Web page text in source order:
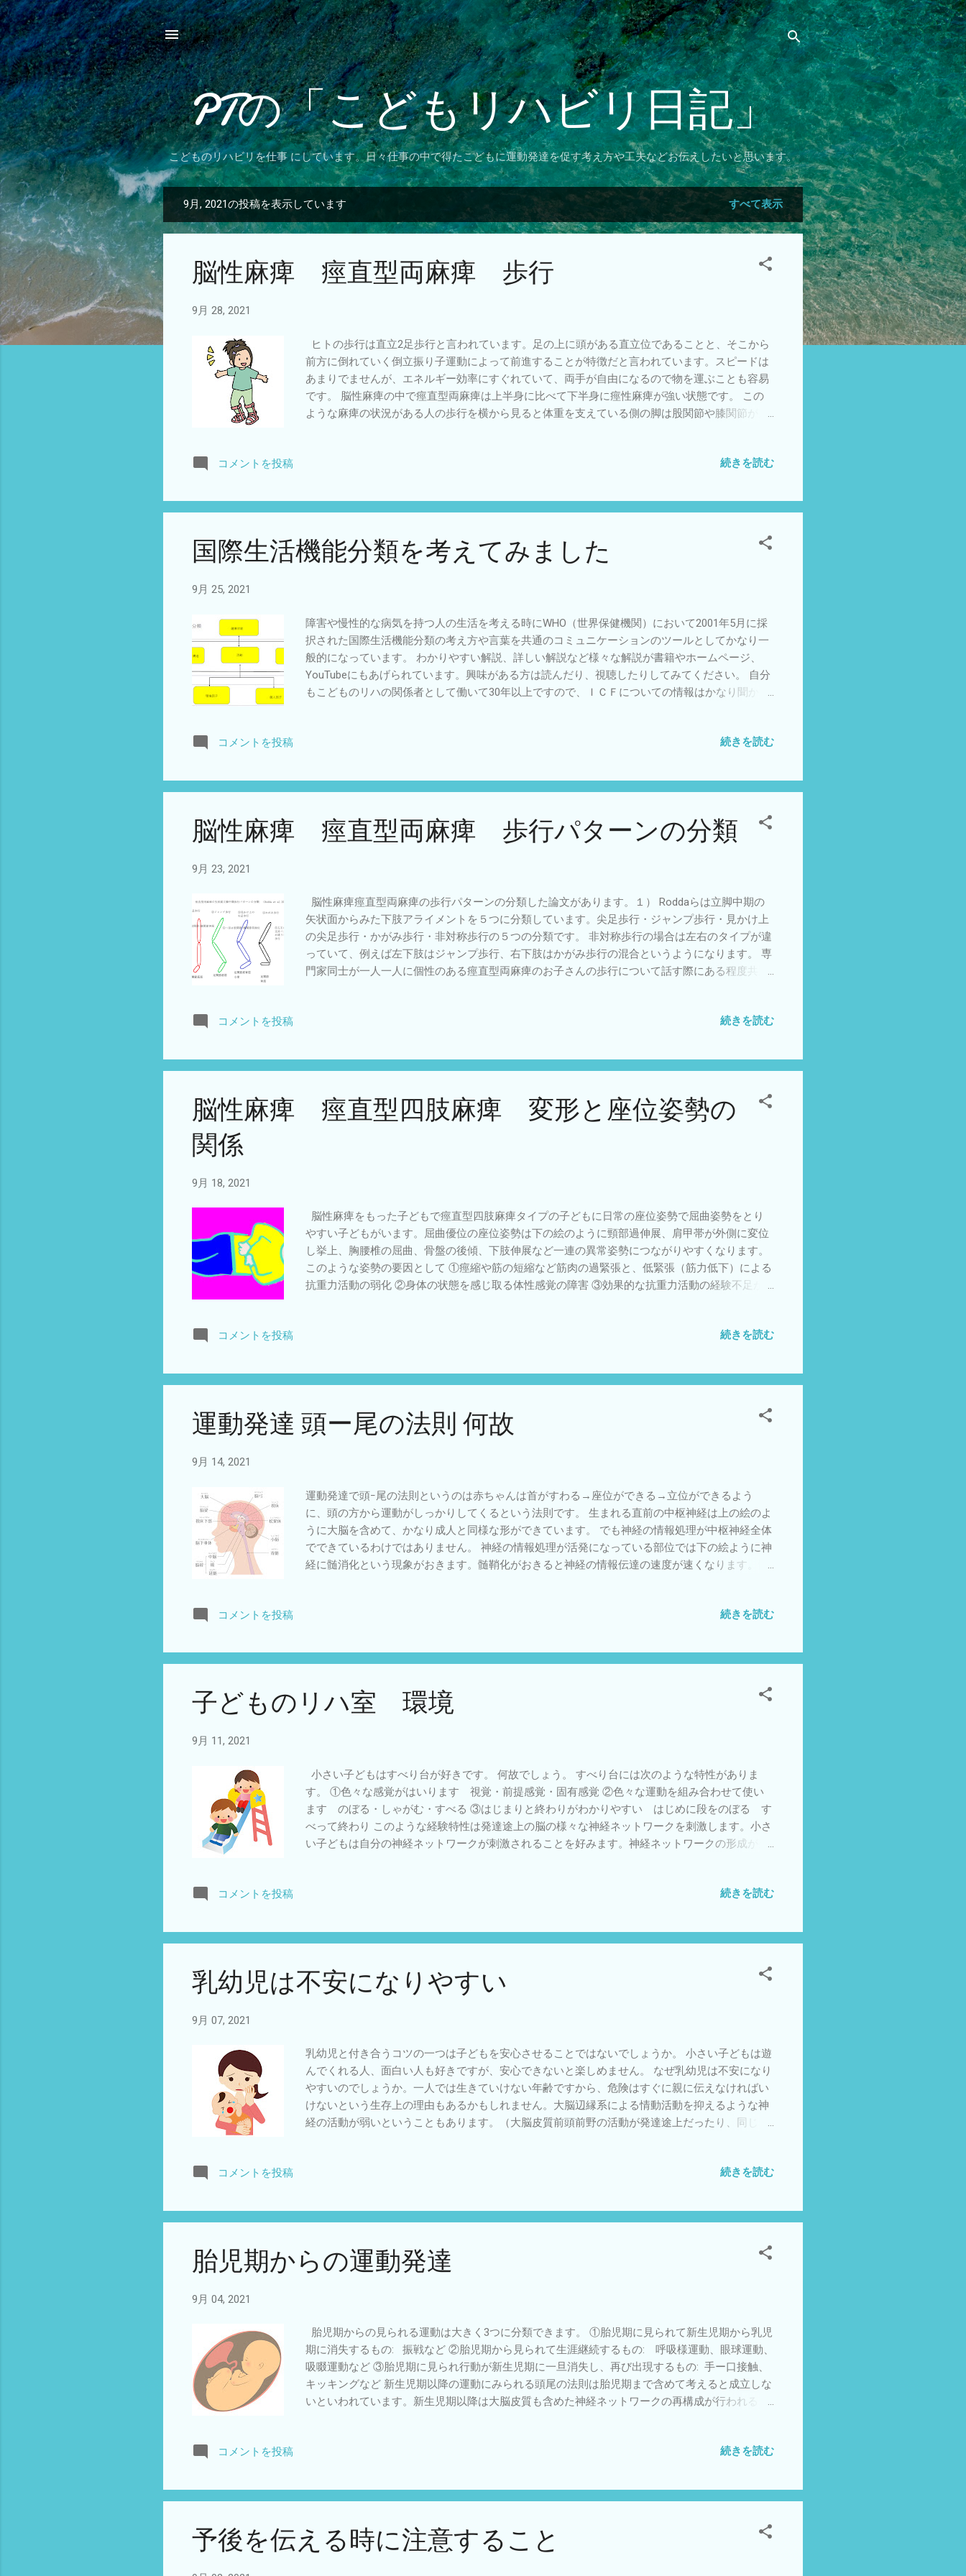
スキップしてメイン コンテンツに移動
PTの「こどもリハビリ日記」
こどものリハビリを仕事 にしています。日々仕事の中で得たこどもに運動発達を促す考え方や工夫などお伝えしたいと思います。
稿
9月, 2021の投稿を表示しています すべて表示
脳性麻痺 痙直型両麻痺 歩行
9月 28, 2021
ヒトの歩行は直立2足歩行と言われています。足の上に頭がある直立位であることと、そこから
前方に倒れていく倒立振り子運動によって前進することが特徴だと言われています。スピードは
あまりでませんが、エネルギー効率にすぐれていて、両手が自由になるので物を運ぶことも容易
です。 脳性麻痺の中で痙直型両麻痺は上半身に比べて下半身に痙性麻痺が強い状態です。 この
ような麻痺の状況がある人の歩行を横から見ると体重を支えている側の脚は股関節や膝関節が屈
していると身体重心の位置が低くなり重心を前に移動することが大変になります。 ②つま先立ち
を前に出すことが大変になります。（健常だと足関節より前に重心があれば身体は前方に倒れて
いきます。） ③左右の脚に麻痺があるために、脚と脚を前後に大きく開くことがしにくくなりま
す。 結果として発達上は歩行開始の学習の困難さが高まります。歩行開始が学習できた後には重
心を前方に強い力で移動し続けなければならないので歩行スピードが高くなりがちです。ゆっく
り歩いたり、歩いて止まる、段差に手すりなしで上るなどは困難さがでやすい課題です。 こども
コメントを投稿 続きを読む
国際生活機能分類を考えてみました
9月 25, 2021
障害や慢性的な病気を持つ人の生活を考える時にWHO（世界保健機関）において2001年5月に採
択された国際生活機能分類の考え方や言葉を共通のコミュニケーションのツールとしてかなり一
般的になっています。 わかりやすい解説、詳しい解説など様々な解説が書籍やホームページ、
YouTubeにもあげられています。興味がある方は読んだり、視聴したりしてみてください。 自分
もこどものリハの関係者として働いて30年以上ですので、ＩＣＦについての情報はかなり聞かさ
の共通の言葉：死んだ人には使えがないが、生きている間は使える言葉で、生きているいる内な
のは健康状態、生活機能、背景因子の相互作用なので、健康状態が悪くなってもその人の生活機
能があり、個人の生活機能が落ちても環境因子を変えることでより良い生活もできます。どこか
が悪くなったらそれで終わりではないということです。又、様々な因子の影響があるということ
はそれだけ予測がつきにくいということです。生活のいくつかの側面の予想はできても、5年後
の生活の全てを予測することはできません。先のことは本当にはわからないし、死んだ後は考え
ということはありません。そのため支援計画は個別的個人的に考えなければいけないと思いま
す。特に専門家は多くの人とあたるので、グループ分けをすることで業務上の判断能力が高まり
ますが、最後はいかに個別性を尊重するかということを考えなければならないでしょう。 こども
リハビリ相談
コメントを投稿 続きを読む
脳性麻痺 痙直型両麻痺 歩行パターンの分類
9月 23, 2021
脳性麻痺痙直型両麻痺の歩行パターンの分類した論文があります。１） Roddaらは立脚中期の
矢状面からみた下肢アライメントを５つに分類しています。尖足歩行・ジャンプ歩行・見かけ上
の尖足歩行・かがみ歩行・非対称歩行の５つの分類です。 非対称歩行の場合は左右のタイプが違
っていて、例えば左下肢はジャンプ歩行、右下肢はかがみ歩行の混合というようになります。 専
門家同士が一人一人に個性のある痙直型両麻痺のお子さんの歩行について話す際にある程度共通
L,Galea MP,Wolfe R(2004) Sagital gait patterns in spastic diplegia; J Born and Surg Br86:251-8 こ
コメントを投稿 続きを読む
脳性麻痺 痙直型四肢麻痺 変形と座位姿勢の
関係
9月 18, 2021
脳性麻痺をもった子どもで痙直型四肢麻痺タイプの子どもに日常の座位姿勢で屈曲姿勢をとり
やすい子どもがいます。屈曲優位の座位姿勢は下の絵のように頸部過伸展、肩甲帯が外側に変位
し挙上、胸腰椎の屈曲、骨盤の後傾、下肢伸展など一連の異常姿勢につながりやすくなります。
このような姿勢の要因として ①痙縮や筋の短縮など筋肉の過緊張と、低緊張（筋力低下）による
抗重力活動の弱化 ②身体の状態を感じ取る体性感覚の障害 ③効果的な抗重力活動の経験不足か
ないようにします。 日常の座位姿勢の基本は次の絵のように足部や座骨部で体重を支えて頭部と
合わせた調整が必要になります。活動状況に応じ座位全体の角度を変えたり、座位時間の長さを
検討したりします。家族・医師・座位保持装置の作成業者・理学療法士・作業療法士が共同で行
コメントを投稿 続きを読む
運動発達 頭ー尾の法則 何故
9月 14, 2021
運動発達で頭ｰ尾の法則というのは赤ちゃんは首がすわる→座位ができる→立位ができるよう
に、頭の方から運動がしっかりしてくるという法則です。 生まれる直前の中枢神経は上の絵のよ
うに大脳を含めて、かなり成人と同様な形ができています。 でも神経の情報処理が中枢神経全体
でできているわけではありません。 神経の情報処理が活発になっている部位では下の絵ように神
経に髄消化という現象がおきます。髄鞘化がおきると神経の情報伝達の速度が速くなります。髄
でも1次運動野や1次感覚野が早く始まり、前頭葉はゆっくり始まるというような順序がありま
なります。これは1次運動野の支配する身体部位で頭の方が下で、足の方が上にあるからです。
神経の成熟は下から上に進み、運動発達は上から下（頭‐尾）に進みます。でも胎児期で考えると
運動発達の頭‐尾の法則は成立しません。頭‐尾の法則は大脳皮質1次運動野の髄鞘化の順序を反映
している現象なので乳児期の運動発達にはあてはまる法則です。 こどもリハビリ相談
コメントを投稿 続きを読む
子どものリハ室 環境
9月 11, 2021
小さい子どもはすべり台が好きです。 何故でしょう。 すべり台には次のような特性がありま
す。 ①色々な感覚がはいります 視覚・前提感覚・固有感覚 ②色々な運動を組み合わせて使い
ます のぼる・しゃがむ・すべる ③はじまりと終わりがわかりやすい はじめに段をのぼる す
べって終わり このような経験特性は発達途上の脳の様々な神経ネットワークを刺激します。小さ
い子どもは自分の神経ネットワークが刺激されることを好みます。神経ネットワークの形成が生
えています。そこで起こる直接的な体験との関係がその部屋に対するその子どもラベルというこ
いうことになります。 話がとぶようで恐縮ですが、厚生労働省が作成している保育所保育指針と
いうものがあります。小さい子どもの発達を保証するための多様な観点から書かれていてわかり
やすいので、新人の医学的リハ関係者も一読をお勧めします。 保育所保育指針の中で保育所の環
境については以下のように書かれています。 保育の環境 保育の環境には、保育士等や子ども
などの人的環境、施設や遊具などの物的環境、更には自然 や社会の事象などがある。保育所は、
らが環境に関わり、自発的に活動し、様々な経験を積んでいくことができるよう配 慮すること。
イ 子どもの活動が豊かに展開されるよう、保育所の設備や環境を整え、保育所の保健的環境や
安全の確保などに努めること。 医学的リハであっても最終目的は全人的な発達を促すことですの
で、実施する場が子どもにとって安全で楽しい環境になるような配慮は大切だと思います。 こど
もリハビリ相談
コメントを投稿 続きを読む
乳幼児は不安になりやすい
9月 07, 2021
乳幼児と付き合うコツの一つは子どもを安心させることではないでしょうか。 小さい子どもは遊
んでくれる人、面白い人も好きですが、安心できないと楽しめません。 なぜ乳幼児は不安になり
やすいのでしょうか。一人では生きていけない年齢ですから、危険はすぐに親に伝えなければい
けないという生存上の理由もあるかもしれません。大脳辺縁系による情動活動を抑えるような神
経の活動が弱いということもあります。（大脳皮質前頭前野の活動が発達途上だったり、同じく
す。なので最初はすぐに接近しすぎない、目を合わせすぎないなど気をつけています。安心のも
す。少し安心の雰囲気がでてきたら本人が大好きな玩具を提供することもあります、本人が玩具
に集中できるとその時は不安が軽減するからです。 とにかく、セラピストは子どもが不安を感じ
ているのかどうかにアンテナをはりながら、ゆっくりと少しずつすすめるとうまくいくと思いま
す。（たまにはうまくいかないこともありますがその時は静かに状況を受け入れましょう。） こ
どもリハビリ相談
コメントを投稿 続きを読む
胎児期からの運動発達
9月 04, 2021
胎児期からの見られる運動は大きく3つに分類できます。 ①胎児期に見られて新生児期から乳児
期に消失するもの: 振戦など ②胎児期から見られて生涯継続するもの: 呼吸様運動、眼球運動、
吸啜運動など ③胎児期に見られ行動が新生児期に一旦消失し、再び出現するもの: 手ー口接触、
キッキングなど 新生児期以降の運動にみられる頭尾の法則は胎児期まで含めて考えると成立しな
いといわれています。新生児期以降は大脳皮質も含めた神経ネットワークの再構成が行われるこ
で、支援プログラムの検討際には利用しても構わないと思っています。特に家族への説明の際な
コメントを投稿 続きを読む
予後を伝える時に注意すること